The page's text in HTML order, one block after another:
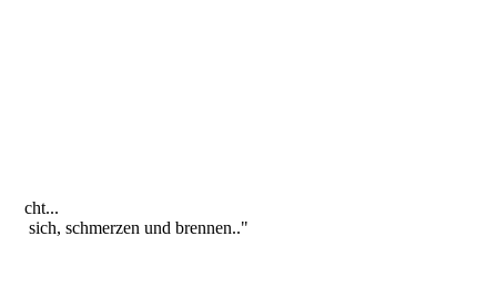
cht...
sich, schmerzen und brennen.."